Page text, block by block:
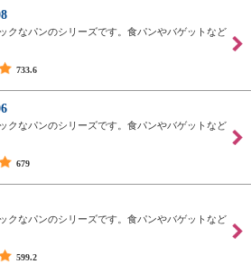
クなパンのシリーズです。食パンやバゲットなど
733.6
クなパンのシリーズです。食パンやバゲットなど
679
クなパンのシリーズです。食パンやバゲットなど
599.2